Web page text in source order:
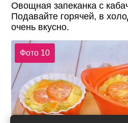
Овощная запеканка с
Подавайте горячей, в
очень вкусно.
Фото 10